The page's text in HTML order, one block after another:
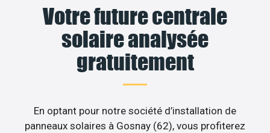
Votre future centrale
solaire analysée
gratuitement
En optant pour notre société d’installation de
panneaux solaires à Gosnay (62), vous profiterez